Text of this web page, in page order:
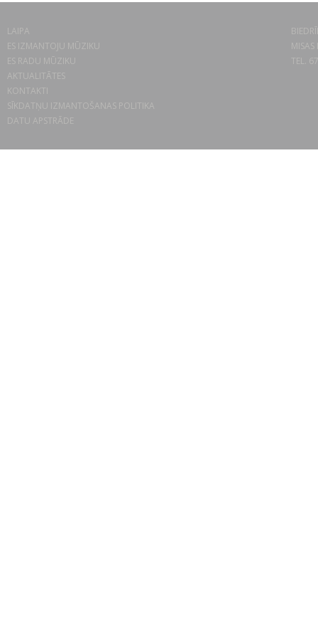
LAIPA
ES IZMANTOJU MŪZIKU
ES RADU MŪZIKU
AKTUALITĀTES
KONTAKTI
SĪKDATŅU IZMANTOŠANAS POLITIKA
DATU APSTRĀDE
TEL.